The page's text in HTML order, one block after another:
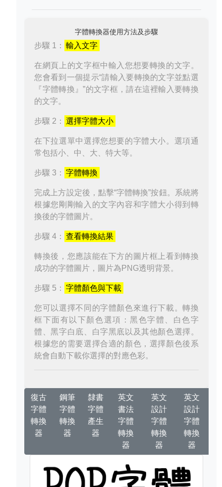
字體轉換器使用方法及步驟
步驟 1： 輸入文字
在網頁上的文字框中輸入您想要轉換的文字。
您會看到一個提示“請輸入要轉換的文字並點選
『字體轉換』”的文字框，請在這裡輸入要轉換
的文字。
步驟 2： 選擇字體大小
在下拉選單中選擇您想要的字體大小。選項通
常包括小、中、大、特大等。
步驟 3： 字體轉換
完成上方設定後，點擊“字體轉換”按鈕。系統將
根據您剛剛輸入的文字內容和字體大小得到轉
換後的字體圖片。
步驟 4： 查看轉換結果
轉換後，您應該能在下方的圖片框上看到轉換
成功的字體圖片，圖片為PNG透明背景。
步驟 5： 字體顏色與下載
您可以選擇不同的字體顏色來進行下載。轉換
框下面有以下顏色選項：黑色字體、白色字
體、黑字白底、白字黑底以及其他顏色選擇。
根據您的需要選擇合適的顏色，選擇顏色後系
統會自動下載你選擇的對應色彩。
復古
字體
轉換
器
鋼筆
字體
轉換
器
隸書
字體
產生
器
英文
書法
字體
轉換
器
英文
設計
字體
轉換
器
英文
設計
字體
轉換
器